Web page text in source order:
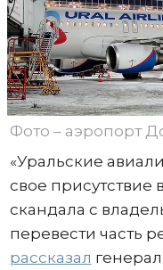
Фото – аэропорт
«Уральские
свое
скандала с
перевести часть
рассказал